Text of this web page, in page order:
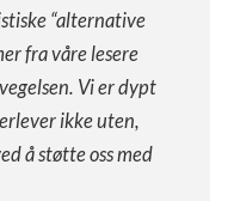
“alternative
fra våre lesere
Vi er dypt
ikke uten,
å støtte oss med